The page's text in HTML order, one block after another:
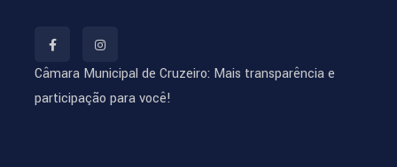
Câmara Municipal de Cruzeiro: Mais transparência e
participação para você!